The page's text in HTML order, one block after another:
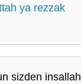
ya rezzak
sizden insallah